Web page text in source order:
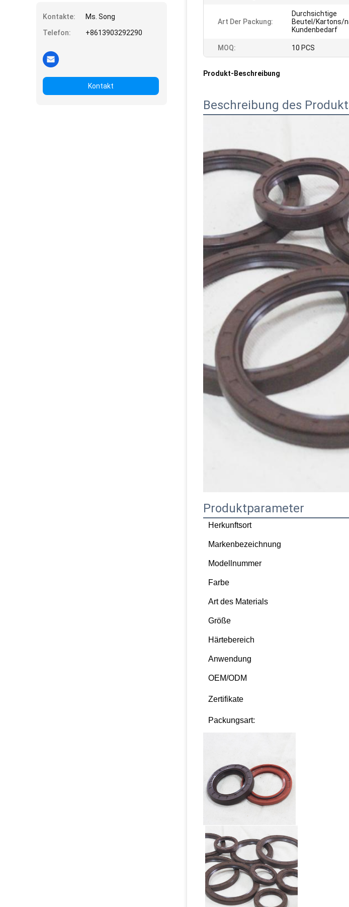
Kontakte:
Ms. Song
Telefon:
+8613903292290
Kontakt
Art Der Packung:
Durchsichtige
Beutel/Kartons/
Kundenbedarf
MOQ: 10 PCS
Produkt-Beschreibung
Beschreibung des
Produktparameter
Herkunftsort
Markenbezeichnung
Modellnummer
Farbe
Art des Materials
Größe
Härtebereich
Anwendung
OEM/ODM
Zertifikate
Packungsart: